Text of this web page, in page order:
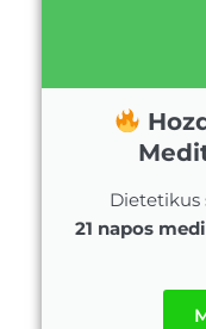
Dietetikus
21 napos